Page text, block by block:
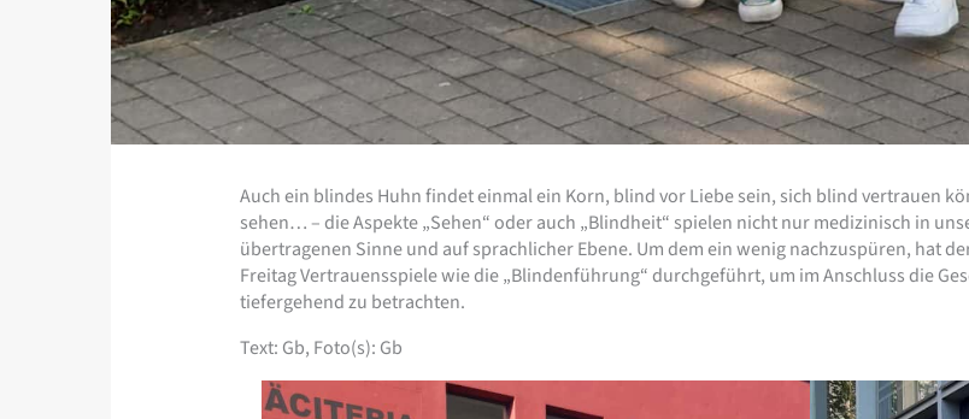
Auch ein blindes Huhn findet einmal ein Korn, blind vor Liebe sein, sich blind vertrauen
sehen… – die Aspekte „Sehen“ oder auch „Blindheit“ spielen nicht nur medizinisch in
übertragenen Sinne und auf sprachlicher Ebene. Um dem ein wenig nachzuspüren, hat
Freitag Vertrauensspiele wie die „Blindenführung“ durchgeführt, um im Anschluss die
tiefergehend zu betrachten.
Text: Gb, Foto(s): Gb